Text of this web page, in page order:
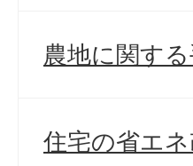
農地に関す
住宅の省エ